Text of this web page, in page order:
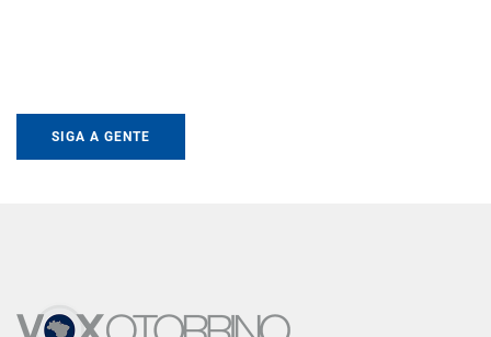
SIGA A GENTE